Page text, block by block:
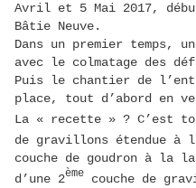
Avril et 5 Mai 2017,
Bâtie Neuve.
Dans un premier temps,
avec le colmatage des
Puis le chantier de
place, tout d’abord en
La « recette » ? C’est
de gravillons étendue à
couche de goudron à la
d’une 2ème couche de